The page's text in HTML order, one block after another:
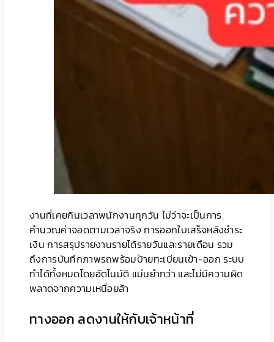
งานที่เคยกินเวลาพนักงานทุกวัน ไม่ว่าจะเป็นการ
คำนวณค่าจอดตามเวลาจริง การออกใบเสร็จหลังชำระ
เงิน การสรุปรายงานรายได้รายวันและรายเดือน รวม
ถึงการบันทึกภาพรถพร้อมป้ายทะเบียนเข้า-ออก ระบบ
ทำได้ทั้งหมดโดยอัตโนมัติ แม่นยำกว่า และไม่มีความผิด
พลาดจากความเหนื่อยล้า
ทางออก ลดงานให้กับเจ้าหน้าที่